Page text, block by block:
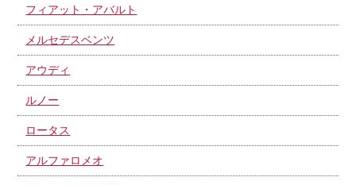
フィアット・アバルト
メルセデスベンツ
アウディ
ルノー
ロータス
アルファロメオ